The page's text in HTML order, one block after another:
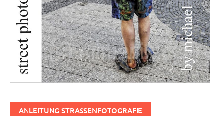
ANLEITUNG STRASSENFOTOGRAFIE